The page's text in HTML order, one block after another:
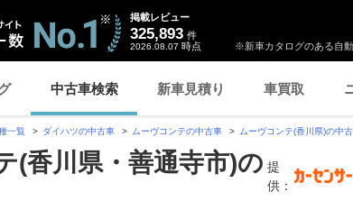
※新車カタログのある自
掲載レビュー
325,893 件
2026.08.07 時点
中古車検索 新車見積り 車買取
一覧 ダイハツの中古車 ムーヴコンテの中古車 ムーヴコンテ(香川県)の中
(香川県・善通寺市)の 提
供：